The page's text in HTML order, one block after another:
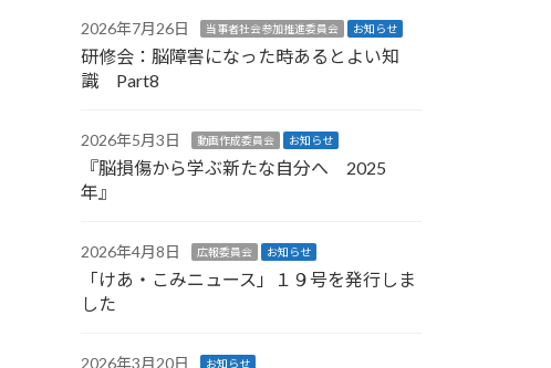
2026年7月26日 当事者社会参加推進委員会 お知らせ
研修会：脳障害になった時あるとよい知
識 Part8
2026年5月3日 動画作成委員会 お知らせ
『脳損傷から学ぶ新たな自分へ 2025
年』
2026年4月8日 広報委員会 お知らせ
「けあ・こみニュース」１９号を発行しま
した
2026年3月20日 お知らせ